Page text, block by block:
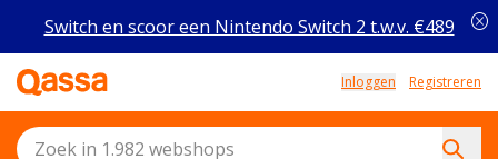
Switch en scoor een Nintendo Switch 2 t.w.v. €489 cancel
Inloggen Registreren